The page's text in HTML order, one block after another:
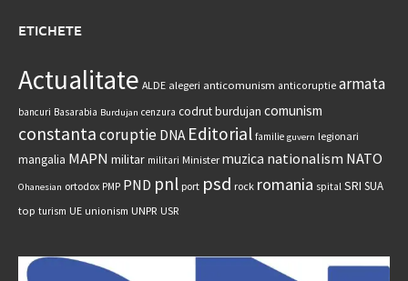
ETICHETE
Actualitate ALDE alegeri anticomunism anticoruptie armata
bancuri Basarabia Burdujan cenzura codrut burdujan comunism
constantacoruptie DNA Editorial familie guvern legionari
mangalia MAPN militar militari Minister muzica nationalism NATO
Ohanesian ortodox PMP PND pnl port psd rock romania spital SRI SUA
top turism UE unionism UNPR USR